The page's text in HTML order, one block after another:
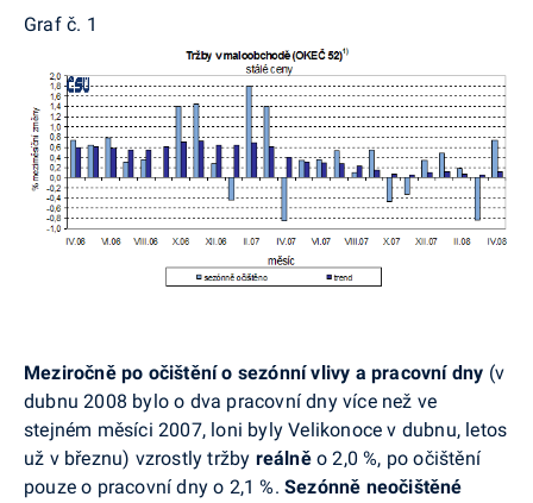
Graf č. 1
Meziročně po očištění o sezónní vlivy a pracovní dny (v
dubnu 2008 bylo o dva pracovní dny více než ve
stejném měsíci 2007, loni byly Velikonoce v dubnu, letos
už v březnu) vzrostly tržby reálněo 2,0 %, po očištění
pouze o pracovní dny o 2,1 %. Sezónně neočištěné